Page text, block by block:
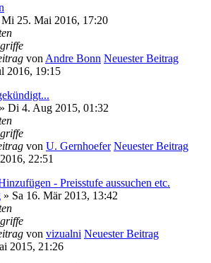
25. Mai 2016, 17:20
von Andre Bonn Neuester Beitrag
2016, 19:15
» Di 4. Aug 2015, 01:32
von U. Gernhoefer Neuester Beitrag
22:51
- Preisstufe aussuchen etc.
» Sa 16. Mär 2013, 13:42
von vizualni Neuester Beitrag
2015, 21:26